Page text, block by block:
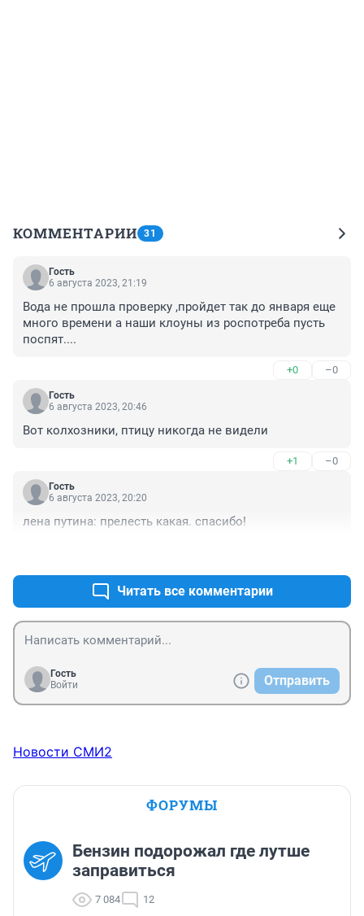
КОММЕНТАРИИ 31
Гость
6 августа 2023, 21:19
Вода не прошла проверку ,пройдет так до января еще
много времени а наши клоуны из роспотреба пусть
поспят....
+0 –0
Гость
6 августа 2023, 20:46
Вот колхозники, птицу никогда не видели
+1 –0
Гость
6 августа 2023, 20:20
лена путина: прелесть какая. спасибо!
Читать все комментарии
Гость
Войти
Отправить
Новости СМИ2
ФОРУМЫ
Бензин подорожал где лутше
заправиться
7 084 12